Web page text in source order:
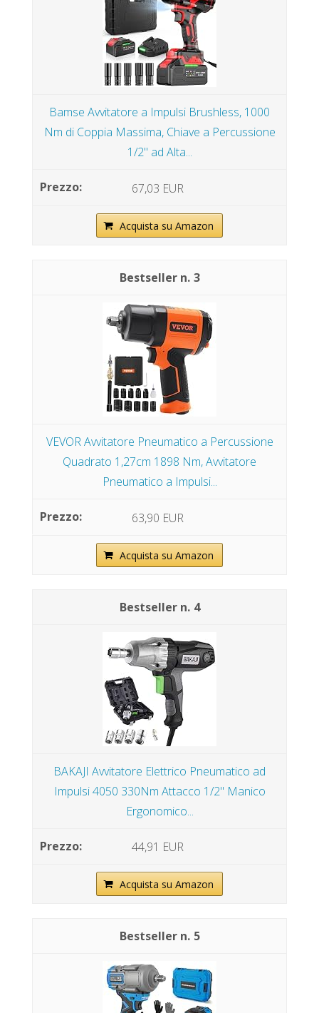
Bamse Avvitatore a Impulsi Brushless, 1000
Nm di Coppia Massima, Chiave a Percussione
1/2" ad Alta...
67,03 EUR
Acquista su Amazon
3
VEVOR Avvitatore Pneumatico a Percussione
Quadrato 1,27cm 1898 Nm, Avvitatore
Pneumatico a Impulsi...
63,90 EUR
Acquista su Amazon
4
BAKAJI Avvitatore Elettrico Pneumatico ad
Impulsi 4050 330Nm Attacco 1/2" Manico
Ergonomico...
44,91 EUR
Acquista su Amazon
5